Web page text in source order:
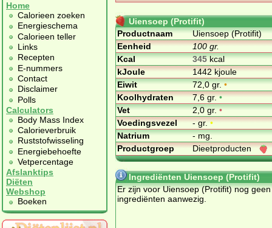
Home
Calorieen zoeken
Energieschema
Calorieen teller
Links
Recepten
E-nummers
Contact
Disclaimer
Polls
Calculators
Body Mass Index
Calorieverbruik
Ruststofwisseling
Energiebehoefte
Vetpercentage
Afslanktips
Diëten
Webshop
Boeken
Uiensoep (Protifit)
Productnaam
Uiensoep (Protifit)
Eenheid
100 gr.
Kcal
345kcal
kJoule
1442 kjoule
Eiwit
72,0 gr.•
Koolhydraten
7,6 gr.•
Vet
2,0 gr.•
Voedingsvezel
- gr.•
Natrium
- mg.
Productgroep
Dieetproducten
Ingrediënten Uiensoep (Protifit)
Er zijn voor Uiensoep (Protifit) nog geen
ingrediënten aanwezig.